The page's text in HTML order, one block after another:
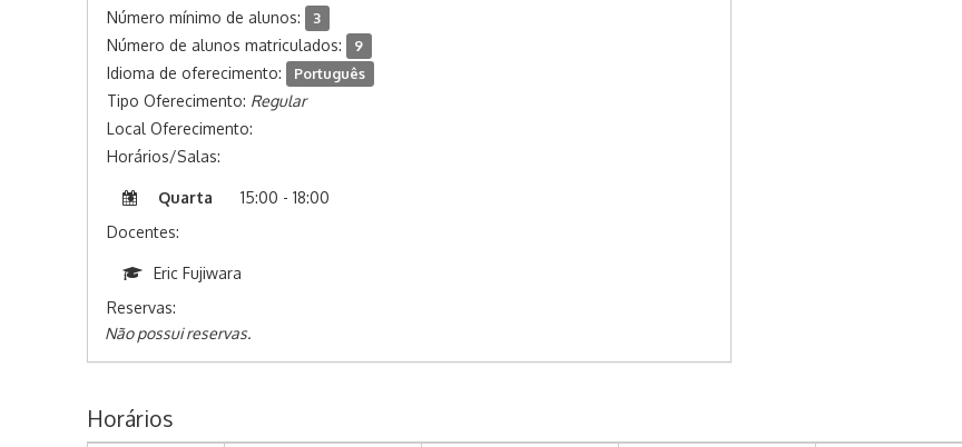
Número mínimo de alunos: 3
Número de alunos matriculados: 9
Idioma de oferecimento: Português
Tipo Oferecimento: Regular
Local Oferecimento:
Horários/Salas:
Quarta
15:00 - 18:00
Docentes:
Eric Fujiwara
Reservas:
Não possui reservas.
Horários